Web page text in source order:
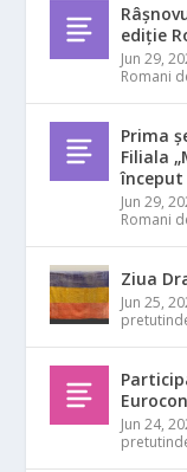
ediție
Jun 29,
Romani
Prima
Filiala
Jun 29,
Romani
Ziua
Jun 25,
Jun 24,